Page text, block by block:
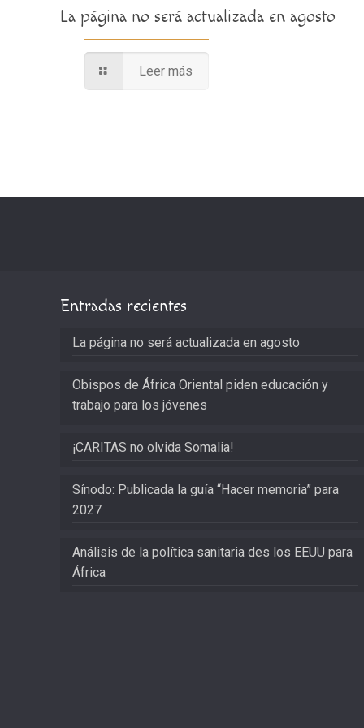
La página no será actualizada en agosto
Leer más
Entradas recientes
La página no será actualizada en agosto
Obispos de África Oriental piden educación y
trabajo para los jóvenes
¡CARITAS no olvida Somalia!
Sínodo: Publicada la guía “Hacer memoria” para
2027
Análisis de la política sanitaria des los EEUU para
África